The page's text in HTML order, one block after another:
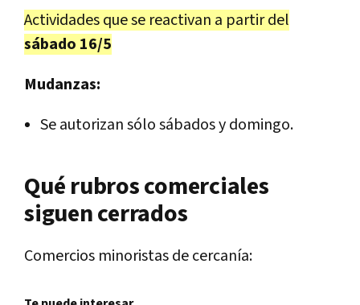
Actividades que se reactivan a partir del
sábado 16/5
Mudanzas:
Se autorizan sólo sábados y domingo.
Qué rubros comerciales
siguen cerrados
Comercios minoristas de cercanía: